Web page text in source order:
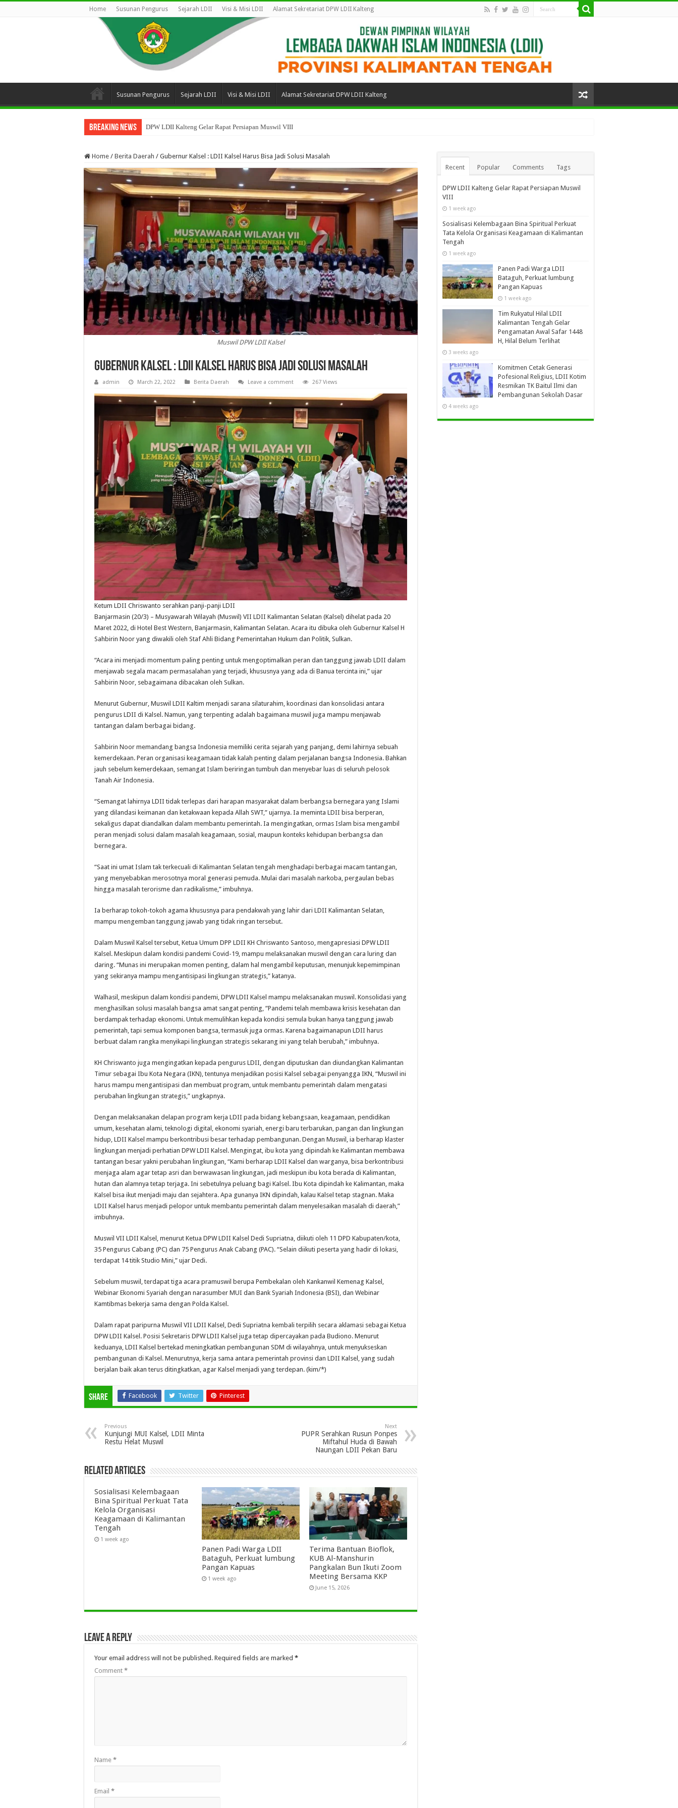
Home Susunan Pengurus Sejarah LDII Visi & Misi LDII Alamat Sekretariat DPW LDII Kalteng
Susunan Pengurus Sejarah LDII Visi & Misi LDII Alamat Sekretariat DPW LDII Kalteng
Breaking News DPW LDII Kalteng Gelar Rapat Persiapan Muswil VIII
Home / Berita Daerah / Gubernur Kalsel : LDII Kalsel Harus Bisa Jadi Solusi Masalah
Muswil DPW LDII Kalsel
Gubernur Kalsel : LDII Kalsel Harus Bisa Jadi Solusi Masalah
admin March 22, 2022 Berita Daerah Leave a comment 267 Views
Ketum LDII Chriswanto serahkan panji-panji LDII
Banjarmasin (20/3) – Musyawarah Wilayah (Muswil) VII LDII Kalimantan Selatan (Kalsel) dihelat pada 20
Maret 2022, di Hotel Best Western, Banjarmasin, Kalimantan Selatan. Acara itu dibuka oleh Gubernur Kalsel H
Sahbirin Noor yang diwakili oleh Staf Ahli Bidang Pemerintahan Hukum dan Politik, Sulkan.
“Acara ini menjadi momentum paling penting untuk mengoptimalkan peran dan tanggung jawab LDII dalam
menjawab segala macam permasalahan yang terjadi, khususnya yang ada di Banua tercinta ini,” ujar
Sahbirin Noor, sebagaimana dibacakan oleh Sulkan.
Menurut Gubernur, Muswil LDII Kaltim menjadi sarana silaturahim, koordinasi dan konsolidasi antara
pengurus LDII di Kalsel. Namun, yang terpenting adalah bagaimana muswil juga mampu menjawab
tantangan dalam berbagai bidang.
Sahbirin Noor memandang bangsa Indonesia memiliki cerita sejarah yang panjang, demi lahirnya sebuah
kemerdekaan. Peran organisasi keagamaan tidak kalah penting dalam perjalanan bangsa Indonesia. Bahkan
jauh sebelum kemerdekaan, semangat Islam beriringan tumbuh dan menyebar luas di seluruh pelosok
Tanah Air Indonesia.
“Semangat lahirnya LDII tidak terlepas dari harapan masyarakat dalam berbangsa bernegara yang Islami
yang dilandasi keimanan dan ketakwaan kepada Allah SWT,” ujarnya. Ia meminta LDII bisa berperan,
sekaligus dapat diandalkan dalam membantu pemerintah. Ia mengingatkan, ormas Islam bisa mengambil
peran menjadi solusi dalam masalah keagamaan, sosial, maupun konteks kehidupan berbangsa dan
bernegara.
“Saat ini umat Islam tak terkecuali di Kalimantan Selatan tengah menghadapi berbagai macam tantangan,
yang menyebabkan merosotnya moral generasi pemuda. Mulai dari masalah narkoba, pergaulan bebas
hingga masalah terorisme dan radikalisme,” imbuhnya.
Ia berharap tokoh-tokoh agama khususnya para pendakwah yang lahir dari LDII Kalimantan Selatan,
mampu mengemban tanggung jawab yang tidak ringan tersebut.
Dalam Muswil Kalsel tersebut, Ketua Umum DPP LDII KH Chriswanto Santoso, mengapresiasi DPW LDII
Kalsel. Meskipun dalam kondisi pandemi Covid-19, mampu melaksanakan muswil dengan cara luring dan
daring. “Munas ini merupakan momen penting, dalam hal mengambil keputusan, menunjuk kepemimpinan
yang sekiranya mampu mengantisipasi lingkungan strategis,” katanya.
Walhasil, meskipun dalam kondisi pandemi, DPW LDII Kalsel mampu melaksanakan muswil. Konsolidasi yang
menghasilkan solusi masalah bangsa amat sangat penting, “Pandemi telah membawa krisis kesehatan dan
berdampak terhadap ekonomi. Untuk memulihkan kepada kondisi semula bukan hanya tanggung jawab
pemerintah, tapi semua komponen bangsa, termasuk juga ormas. Karena bagaimanapun LDII harus
berbuat dalam rangka menyikapi lingkungan strategis sekarang ini yang telah berubah,” imbuhnya.
KH Chriswanto juga mengingatkan kepada pengurus LDII, dengan diputuskan dan diundangkan Kalimantan
Timur sebagai Ibu Kota Negara (IKN), tentunya menjadikan posisi Kalsel sebagai penyangga IKN, “Muswil ini
harus mampu mengantisipasi dan membuat program, untuk membantu pemerintah dalam mengatasi
perubahan lingkungan strategis,” ungkapnya.
Dengan melaksanakan delapan program kerja LDII pada bidang kebangsaan, keagamaan, pendidikan
umum, kesehatan alami, teknologi digital, ekonomi syariah, energi baru terbarukan, pangan dan lingkungan
hidup, LDII Kalsel mampu berkontribusi besar terhadap pembangunan. Dengan Muswil, ia berharap klaster
lingkungan menjadi perhatian DPW LDII Kalsel. Mengingat, ibu kota yang dipindah ke Kalimantan membawa
tantangan besar yakni perubahan lingkungan, “Kami berharap LDII Kalsel dan warganya, bisa berkontribusi
menjaga alam agar tetap asri dan berwawasan lingkungan, jadi meskipun ibu kota berada di Kalimantan,
hutan dan alamnya tetap terjaga. Ini sebetulnya peluang bagi Kalsel. Ibu Kota dipindah ke Kalimantan, maka
Kalsel bisa ikut menjadi maju dan sejahtera. Apa gunanya IKN dipindah, kalau Kalsel tetap stagnan. Maka
LDII Kalsel harus menjadi pelopor untuk membantu pemerintah dalam menyelesaikan masalah di daerah,”
imbuhnya.
Muswil VII LDII Kalsel, menurut Ketua DPW LDII Kalsel Dedi Supriatna, diikuti oleh 11 DPD Kabupaten/kota,
35 Pengurus Cabang (PC) dan 75 Pengurus Anak Cabang (PAC). “Selain diikuti peserta yang hadir di lokasi,
terdapat 14 titik Studio Mini,” ujar Dedi.
Sebelum muswil, terdapat tiga acara pramuswil berupa Pembekalan oleh Kankanwil Kemenag Kalsel,
Webinar Ekonomi Syariah dengan narasumber MUI dan Bank Syariah Indonesia (BSI), dan Webinar
Kamtibmas bekerja sama dengan Polda Kalsel.
Dalam rapat paripurna Muswil VII LDII Kalsel, Dedi Supriatna kembali terpilih secara aklamasi sebagai Ketua
DPW LDII Kalsel. Posisi Sekretaris DPW LDII Kalsel juga tetap dipercayakan pada Budiono. Menurut
keduanya, LDII Kalsel bertekad meningkatkan pembangunan SDM di wilayahnya, untuk menyukseskan
pembangunan di Kalsel. Menurutnya, kerja sama antara pemerintah provinsi dan LDII Kalsel, yang sudah
berjalan baik akan terus ditingkatkan, agar Kalsel menjadi yang terdepan. (kim/*)
Share Facebook Twitter Pinterest
Previous
Kunjungi MUI Kalsel, LDII Minta
Restu Helat Muswil
Next
PUPR Serahkan Rusun Ponpes
Miftahul Huda di Bawah
Naungan LDII Pekan Baru
Related Articles
Sosialisasi Kelembagaan
Bina Spiritual Perkuat Tata
Kelola Organisasi
Keagamaan di Kalimantan
Tengah
1 week ago
Panen Padi Warga LDII
Bataguh, Perkuat lumbung
Pangan Kapuas
1 week ago
Terima Bantuan Bioflok,
KUB Al-Manshurin
Pangkalan Bun Ikuti Zoom
Meeting Bersama KKP
June 15, 2026
Leave a Reply
Your email address will not be published. Required fields are marked *
Comment *
Name *
Email *
Recent Popular Comments Tags
DPW LDII Kalteng Gelar Rapat Persiapan Muswil
VIII
1 week ago
Sosialisasi Kelembagaan Bina Spiritual Perkuat
Tata Kelola Organisasi Keagamaan di Kalimantan
Tengah
1 week ago
Panen Padi Warga LDII
Bataguh, Perkuat lumbung
Pangan Kapuas
1 week ago
Tim Rukyatul Hilal LDII
Kalimantan Tengah Gelar
Pengamatan Awal Safar 1448
H, Hilal Belum Terlihat
3 weeks ago
Komitmen Cetak Generasi
Pofesional Religius, LDII Kotim
Resmikan TK Baitul Ilmi dan
Pembangunan Sekolah Dasar
4 weeks ago